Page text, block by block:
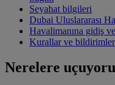
Seyahat bilgileri
Dubai Uluslararası
Havalimanına gidiş
Kurallar ve bildirimler
Nerelere